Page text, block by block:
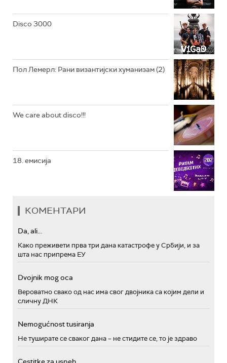
РАДИО ЏЕЗЕР
Disco 3000
Пол Лемерл: Рани византијски хуманизам (2)
We care about disco!!!
18. емисија
КОМЕНТАРИ
Da, ali...
Како преживети прва три дана катастрофе у Србији, и за
шта нас припрема ЕУ
Dvojnik mog oca
Вероватно свако од нас има свог двојника са којим дели и
сличну ДНК
Nemogućnost tusiranja
Не туширате се сваког дана – не стидите се, то је здраво